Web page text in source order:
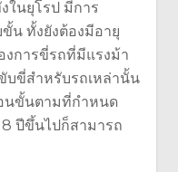
ในยุโรป มีการ
น ทั้งยังต้องมีอายุ
การขี่รถที่มีแรงม้า
บขี่สำหรับรถเหล่านั้น
นขั้นตามที่กำหนด
ปีขึ้นไปก็สามารถ